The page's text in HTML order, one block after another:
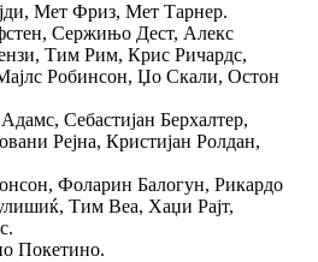
Мет Фриз, Мет Тарнер.
Сержињо Дест, Алекс
Тим Рим, Крис Ричардс,
Робинсон, Џо Скали, Остон
Себастијан Берхалтер,
Рејна, Кристијан Ролдан,
Фоларин Балогун, Рикардо
Тим Веа, Хаџи Рајт,
Покетино.